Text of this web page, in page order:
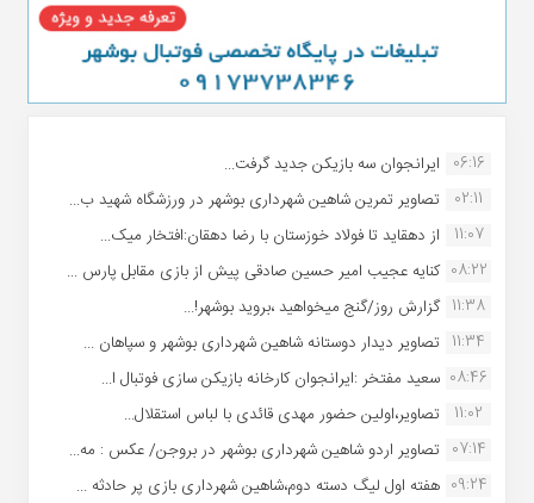
06:16 ایرانجوان سه بازیکن جدید گرفت...
02:11
تصاویر تمرین شاهین شهردارى بوشهر در ورزشگاه شهید ب...
11:07
از دهقاید تا فولاد خوزستان با رضا دهقان:افتخار میک...
08:22 کنایه عجیب امیر حسین صادقی پیش از بازی مقابل پارس ...
11:38 گزارش روز/گنج میخواهید ،بروید بوشهر!...
11:34 تصاویر دیدار دوستانه شاهین شهردارى بوشهر و سپاهان ...
08:46 سعید مفتخر :ایرانجوان کارخانه بازیکن سازی فوتبال ا...
11:02
تصاویر،اولین حضور مهدی قائدی با لباس استقلال...
07:14 تصاویر اردو شاهین شهرداری بوشهر در بروجن/ عکس : مه...
09:24 هفته اول لیگ دسته دوم،شاهین شهرداری بازی پر حادثه ...